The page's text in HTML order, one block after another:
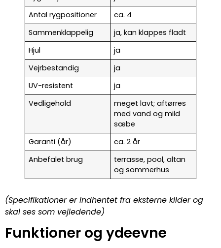
Antal rygpositioner
ca. 4
Sammenklappelig
ja, kan klappes fladt
Hjul
ja
Vejrbestandig
ja
UV-resistent
ja
Vedligehold
meget lavt; aftørres
med vand og mild
sæbe
Garanti (år)
ca. 2 år
Anbefalet brug
terrasse, pool, altan
og sommerhus
(Specifikationer er indhentet fra eksterne kilder og
skal ses som vejledende)
Funktioner og ydeevne